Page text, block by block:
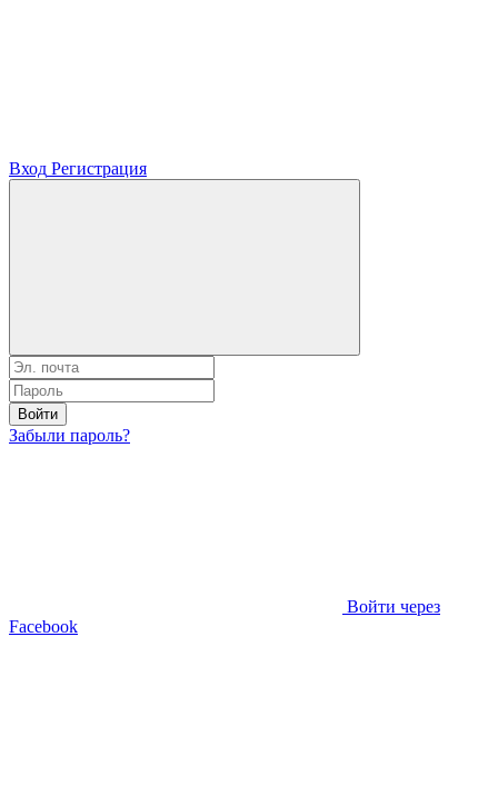
Вход Регистрация
Войти
Забыли пароль?
Войти через
Facebook